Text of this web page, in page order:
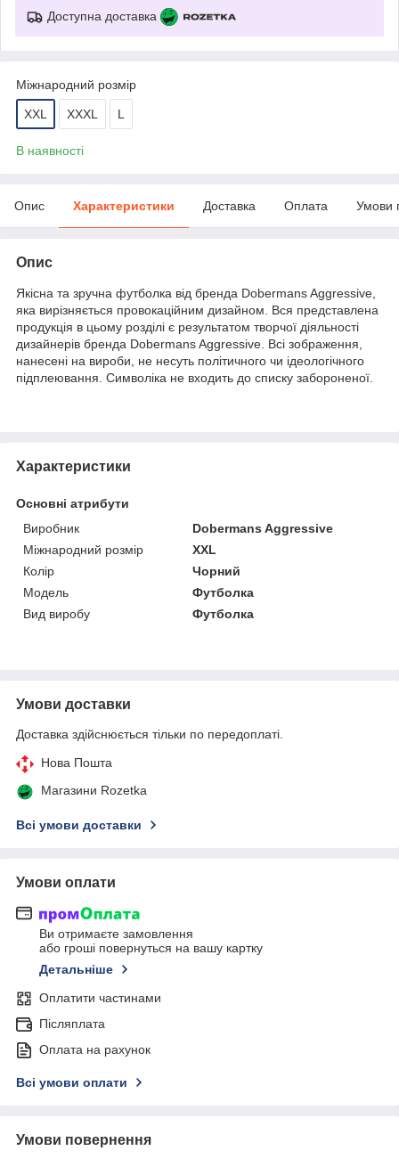
Доступна доставка
Міжнародний розмір
XXL XXXL L
В наявності
Опис Характеристики Доставка Оплата Умови
Опис
Якісна та зручна футболка від бренда Dobermans Aggressive,
яка вирізняється провокаційним дизайном. Вся представлена
продукція в цьому розділі є результатом творчої діяльності
дизайнерів бренда Dobermans Aggressive. Всі зображення,
нанесені на вироби, не несуть політичного чи ідеологічного
підплеювання. Символіка не входить до списку забороненої.
Характеристики
Основні атрибути
Виробник
Dobermans Aggressive
Міжнародний розмір
XXL
Колір
Чорний
Модель
Футболка
Вид виробу
Футболка
Умови доставки
Доставка здійснюється тільки по передоплаті.
Нова Пошта
Магазини Rozetka
Всі умови доставки
Умови оплати
Ви отримаєте замовлення
або гроші повернуться на вашу картку
Детальніше
Оплатити частинами
Післяплата
Оплата на рахунок
Всі умови оплати
Умови повернення